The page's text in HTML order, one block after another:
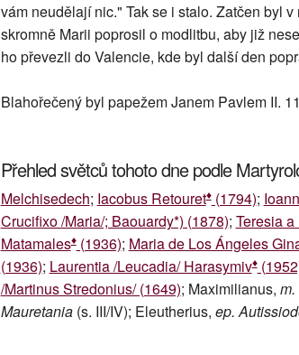
vám neudělají nic." Tak se i stalo. Zatčen byl
skromně Marii poprosil o modlitbu, aby již
ho převezli do Valencie, kde byl další den
Blahořečený byl papežem Janem Pavlem II.
Přehled světců tohoto dne podle
Melchisedech; Iacobus Retouret♦(1794);
Crucifixo /Maria/; Baouardy*) (1878); Teresia
Matamales♦(1936); Maria de Los Ángeles
(1936); Laurentia /Leucadia/ Harasymiv♦
/Martinus Stredonius/ (1649); Maximilianus,
Mauretania(s. III/IV); Eleutherius, ep.